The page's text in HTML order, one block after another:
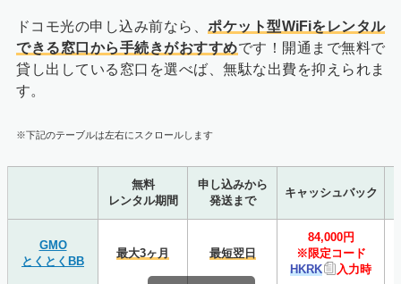
ドコモ光の申し込み前なら、ポケット型WiFiをレンタル
できる窓口から手続きがおすすめです！開通まで無料で
貸し出している窓口を選べば、無駄な出費を抑えられま
す。
※下記のテーブルは左右にスクロールします
無料
レンタル期間
申し込みから
発送まで
キャッシュバック
GMO
とくとくBB
最大3ヶ月 最短翌日
84,000円
※限定コード
HKRK
入力時